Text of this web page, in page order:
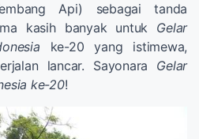
Api) sebagai tanda
kasih banyak untuk Gelar
ke-20 yang istimewa,
lancar. Sayonara Gelar
ke-20!